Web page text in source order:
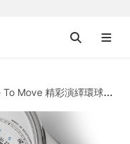
彩演繹環球旅行 雅克德羅兩地時大秒針腕錶